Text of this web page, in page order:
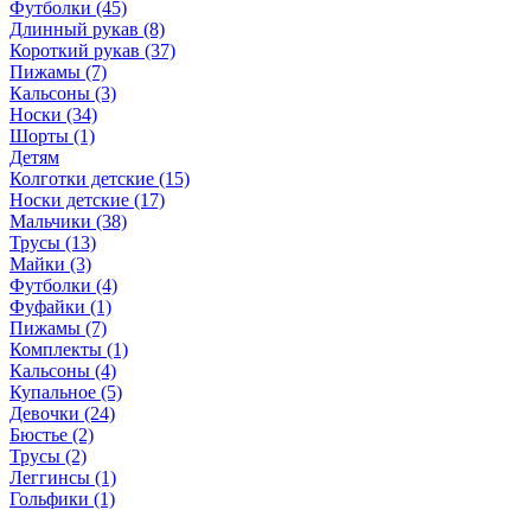
Футболки (45)
Длинный рукав (8)
Короткий рукав (37)
Пижамы (7)
Кальсоны (3)
Носки (34)
Шорты (1)
Детям
Колготки детские (15)
Носки детские (17)
Мальчики (38)
Трусы (13)
Майки (3)
Футболки (4)
Фуфайки (1)
Пижамы (7)
Комплекты (1)
Кальсоны (4)
Купальное (5)
Девочки (24)
Бюстье (2)
Трусы (2)
Леггинсы (1)
Гольфики (1)